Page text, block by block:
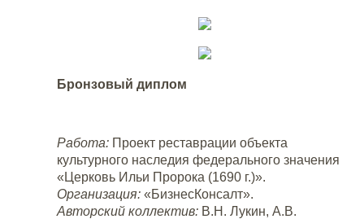
Бронзовый диплом
Работа: Проект реставрации объекта
культурного наследия федерального значения
«Церковь Ильи Пророка (1690 г.)».
Организация: «БизнесКонсалт».
Авторский коллектив: В.Н. Лукин, А.В.